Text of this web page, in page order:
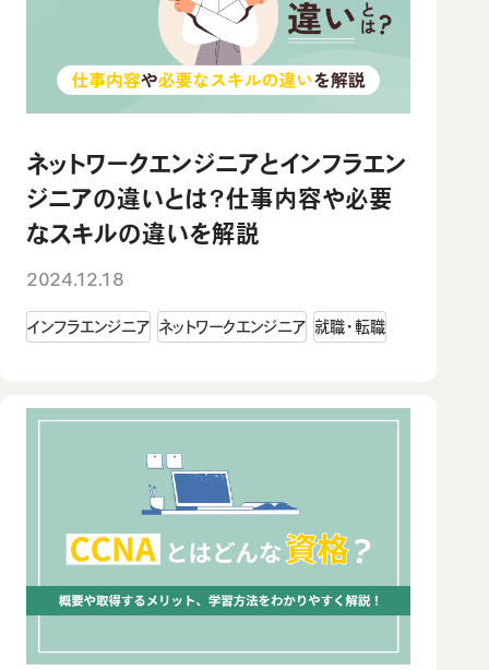
ネットワークエンジニアとインフラエン
ジニアの違いとは？仕事内容や必要
なスキルの違いを解説
2024.12.18
インフラエンジニア ネットワークエンジニア 就職・転職